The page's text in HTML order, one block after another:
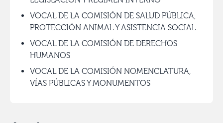
VOCAL DE LA COMISIÓN DE SALUD PÚBLICA,
PROTECCIÓN ANIMAL Y ASISTENCIA SOCIAL
VOCAL DE LA COMISIÓN DE DERECHOS
HUMANOS
VOCAL DE LA COMISIÓN NOMENCLATURA,
VÍAS PÚBLICAS Y MONUMENTOS